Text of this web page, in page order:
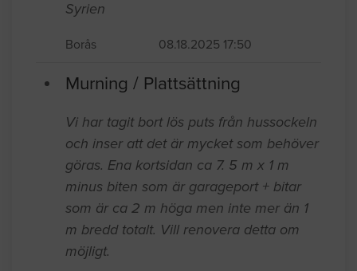
Murning / Plattsättning
Jag är Ehab Taleb och kommer från
Syrien
Murning / Plattsättning
Vi har tagit bort lös puts från hussockeln
och inser att det är mycket som behöver
göras. Ena kortsidan ca 7. 5 m x 1 m
minus biten som är garageport + bitar